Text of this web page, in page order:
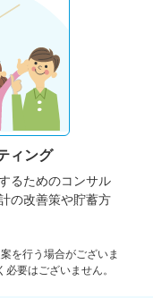
ィング
るためのコンサル
の改善策や貯蓄方
を行う場合がございま
要はございません。